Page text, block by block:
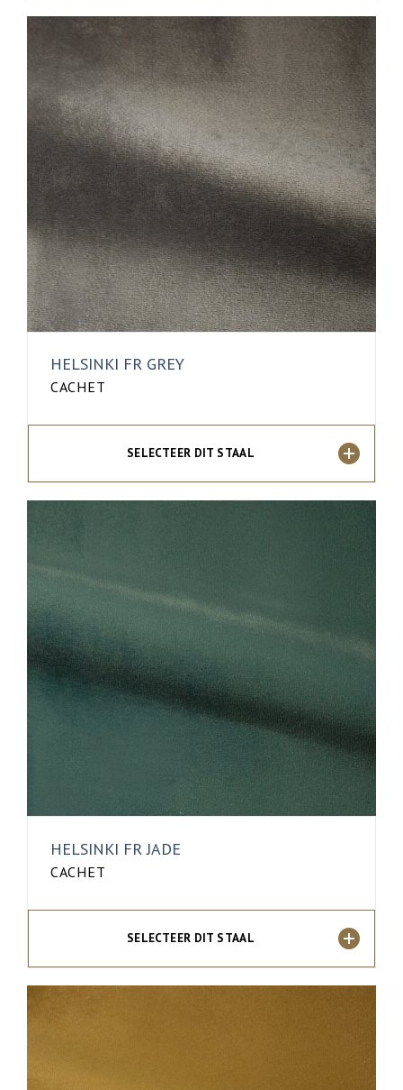
HELSINKI FR GREY
CACHET
SELECTEER DIT STAAL
HELSINKI FR JADE
CACHET
SELECTEER DIT STAAL